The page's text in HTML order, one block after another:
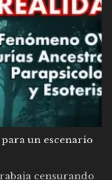
para un escenario
censurando